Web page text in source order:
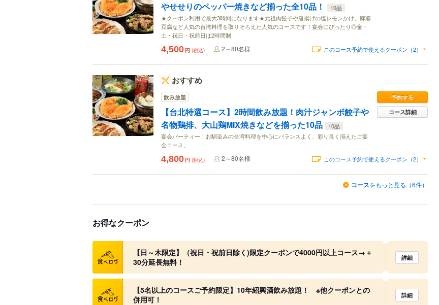
やせせりのペッパー焼きなど揃った全10品！
10品
★クーポン利用で最大3時間になります★元祖肉餃子や唐揚げの塩レモンかけ、麻婆
豆腐など人気の台湾料理を取りそろえた人気のコースです！宴会にぴったり◎金・
土・祝日・祝前日は2時間制
4,500 円 (税込) 2～80名様 このコース予約で使えるクーポン（2）
おすすめ
飲み放題
【台北特選コース】2時間飲み放題！肉汁ジャンボ餃子や
名物鶏排、大山鶏MIX焼きなどを揃った10品
10品
宴会パーティー！お馴染みの台湾料理を中心にバランスよく、彩り良く揃えたご宴
会コース。
予約する
コース詳細
4,800 円 (税込) 2～80名様 このコース予約で使えるクーポン（2）
コースをもっと見る（6件）
お得なクーポン
クーポン
【日～木限定】（祝日・祝前日除く)限定クーポンで4000円以上コース→＋
30分延長無料！
詳細
クーポン
【5名以上のコースご予約限定】10年紹興酒飲み放題！ ※他クーポンとの
併用可！
詳細